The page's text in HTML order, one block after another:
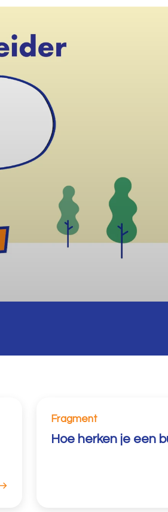
Fragment
Hoe herken je een